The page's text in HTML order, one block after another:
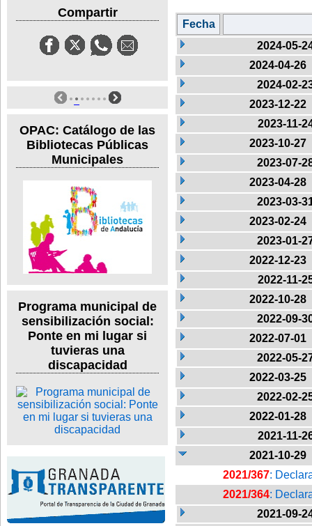
Compartir
OPAC: Catálogo de las
Bibliotecas Públicas
Municipales
Programa municipal de
sensibilización social:
Ponte en mi lugar si
tuvieras una
discapacidad
Fecha
2024-05-
2024-04-26
2024-02-
2023-12-22
2023-11-
2023-10-27
2023-07-
2023-04-28
2023-03-
2023-02-24
2023-01-
2022-12-23
2022-11-
2022-10-28
2022-09-
2022-07-01
2022-05-
2022-03-25
2022-02-
2022-01-28
2021-11-
2021-10-29
2021/367:
2021/364:
2021-09-